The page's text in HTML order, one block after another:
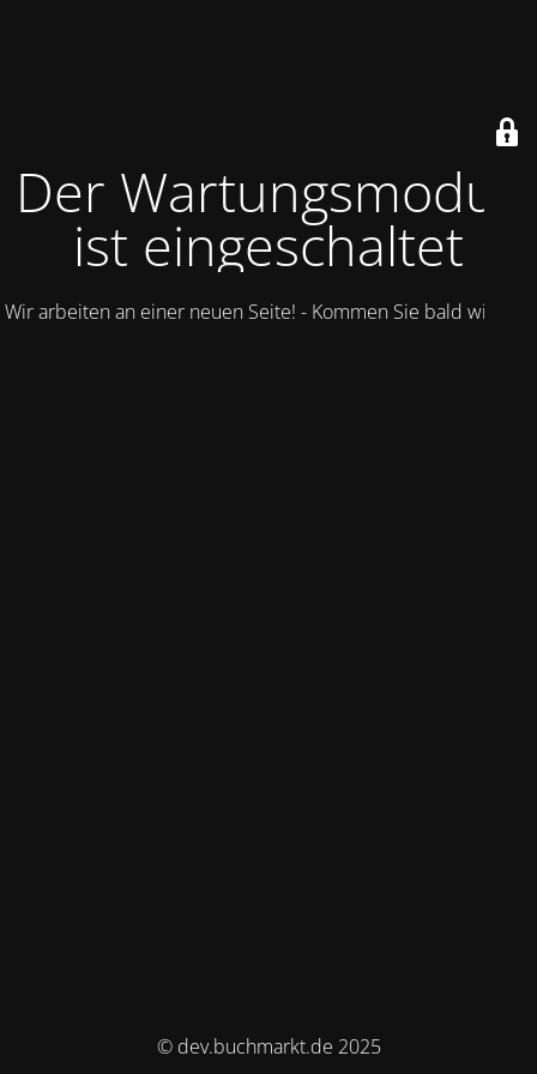
Der Wartungsmodus
ist eingeschaltet
Wir arbeiten an einer neuen Seite! - Kommen Sie bald wieder.
© dev.buchmarkt.de 2025